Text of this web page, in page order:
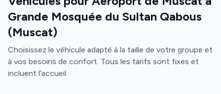
Grande Mosquée du Sultan Qabous
(Muscat)
Choisissez le véhicule adapté à la taille de votre groupe et
à vos besoins de confort. Tous les tarifs sont fixes et
incluent l’accueil.